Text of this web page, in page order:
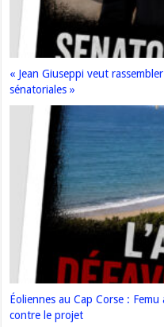
« Jean Giuseppi veut
sénatoriales »
Éoliennes au Cap Corse :
contre le projet